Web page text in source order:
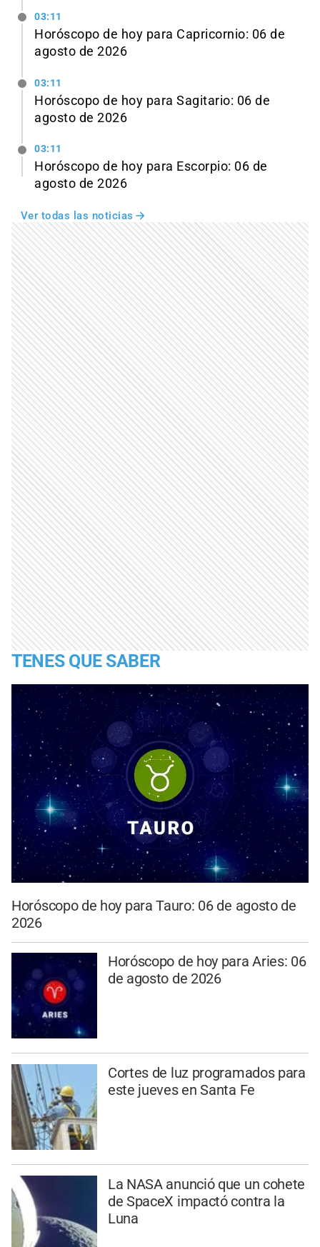
03:11
Horóscopo de hoy para Capricornio: 06 de
agosto de 2026
03:11
Horóscopo de hoy para Sagitario: 06 de
agosto de 2026
03:11
Horóscopo de hoy para Escorpio: 06 de
agosto de 2026
Ver todas las noticias
TENES QUE SABER
Horóscopo de hoy para Tauro: 06 de agosto de
2026
Horóscopo de hoy para Aries: 06
de agosto de 2026
Cortes de luz programados para
este jueves en Santa Fe
La NASA anunció que un cohete
de SpaceX impactó contra la
Luna